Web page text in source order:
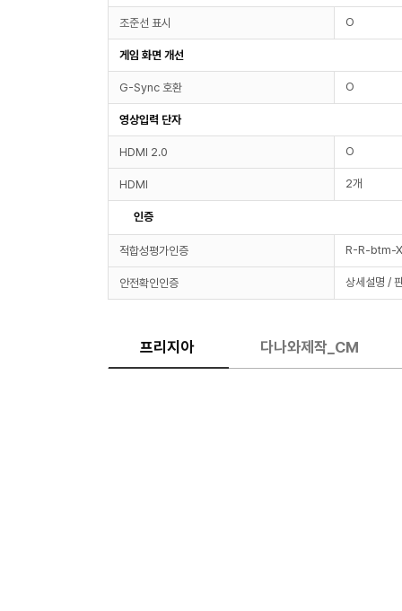
조준선 표시 O
게임 화면 개선
G-Sync 호환 O
영상입력 단자
HDMI 2.0 O
HDMI 2개
인증
적합성평가인증 R-R-btm-
안전확인인증 상세설명 /
프리지아 다나와제작_CM